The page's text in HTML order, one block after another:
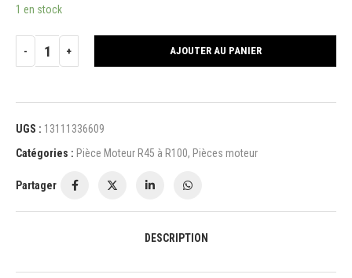
1 en stock
AJOUTER AU PANIER
UGS : 13111336609
Catégories : Pièce Moteur R45 à R100, Pièces moteur
Partager
DESCRIPTION